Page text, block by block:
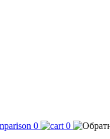
0 0